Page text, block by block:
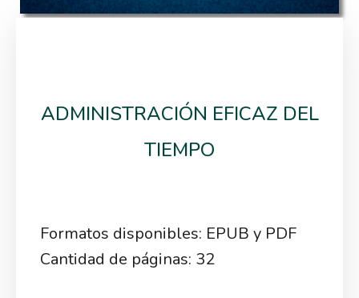
ADMINISTRACIÓN EFICAZ DEL
TIEMPO
Formatos disponibles: EPUB y PDF
Cantidad de páginas: 32